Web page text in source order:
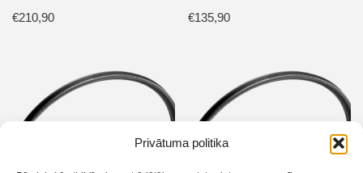
Privātuma politika
€210,90 €135,90